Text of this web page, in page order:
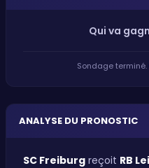
Qui va
Sondage terminé.
ANALYSE DU PRONOSTIC
SC Freiburg reçoit RB